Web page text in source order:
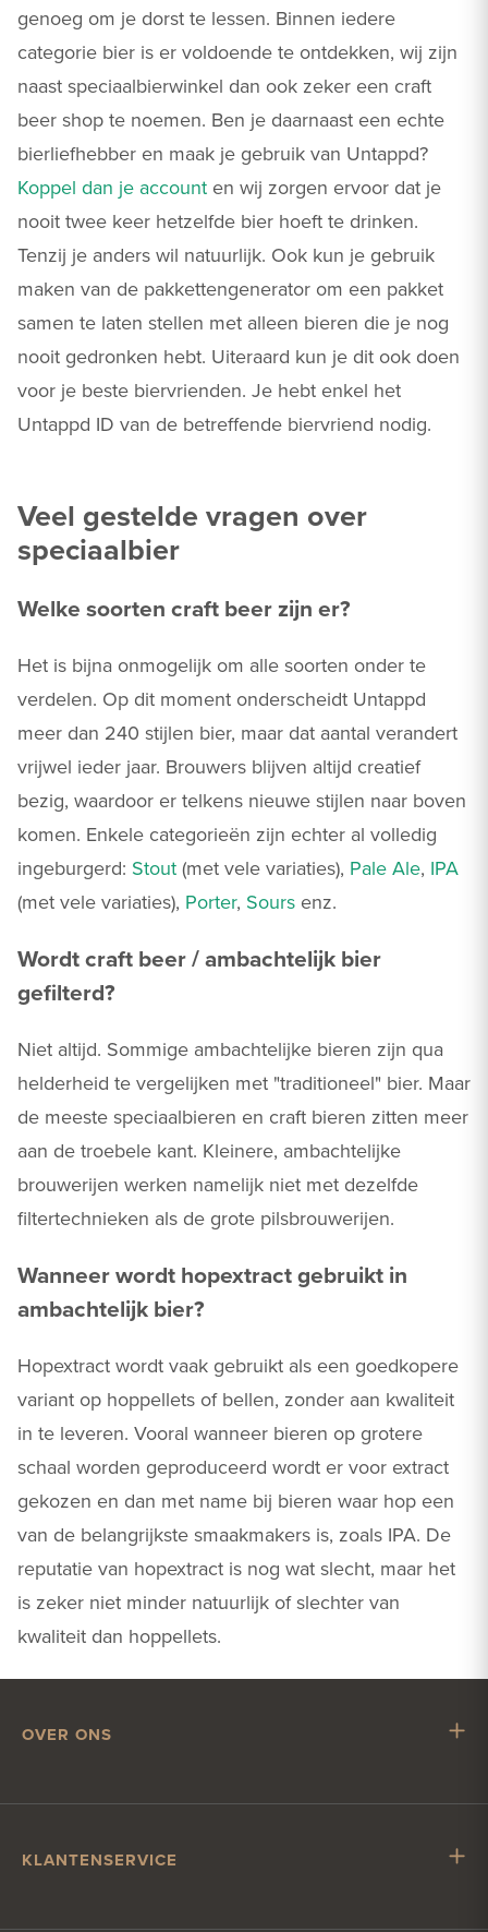
genoeg om je dorst te lessen. Binnen iedere
categorie bier is er voldoende te ontdekken, wij zijn
naast speciaalbierwinkel dan ook zeker een craft
beer shop te noemen. Ben je daarnaast een echte
bierliefhebber en maak je gebruik van Untappd?
Koppel dan je account en wij zorgen ervoor dat je
nooit twee keer hetzelfde bier hoeft te drinken.
Tenzij je anders wil natuurlijk. Ook kun je gebruik
maken van de pakkettengenerator om een pakket
samen te laten stellen met alleen bieren die je nog
nooit gedronken hebt. Uiteraard kun je dit ook doen
voor je beste biervrienden. Je hebt enkel het
Untappd ID van de betreffende biervriend nodig.
Veel gestelde vragen over
speciaalbier
Welke soorten craft beer zijn er?
Het is bijna onmogelijk om alle soorten onder te
verdelen. Op dit moment onderscheidt Untappd
meer dan 240 stijlen bier, maar dat aantal verandert
vrijwel ieder jaar. Brouwers blijven altijd creatief
bezig, waardoor er telkens nieuwe stijlen naar boven
komen. Enkele categorieën zijn echter al volledig
ingeburgerd: Stout (met vele variaties), Pale Ale, IPA
(met vele variaties), Porter, Sours enz.
Wordt craft beer / ambachtelijk bier
gefilterd?
Niet altijd. Sommige ambachtelijke bieren zijn qua
helderheid te vergelijken met "traditioneel" bier. Maar
de meeste speciaalbieren en craft bieren zitten meer
aan de troebele kant. Kleinere, ambachtelijke
brouwerijen werken namelijk niet met dezelfde
filtertechnieken als de grote pilsbrouwerijen.
Wanneer wordt hopextract gebruikt in
ambachtelijk bier?
Hopextract wordt vaak gebruikt als een goedkopere
variant op hoppellets of bellen, zonder aan kwaliteit
in te leveren. Vooral wanneer bieren op grotere
schaal worden geproduceerd wordt er voor extract
gekozen en dan met name bij bieren waar hop een
van de belangrijkste smaakmakers is, zoals IPA. De
reputatie van hopextract is nog wat slecht, maar het
is zeker niet minder natuurlijk of slechter van
kwaliteit dan hoppellets.
OVER ONS
Vacatures
KLANTENSERVICE